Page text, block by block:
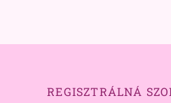
REGISZTRÁLNÁ